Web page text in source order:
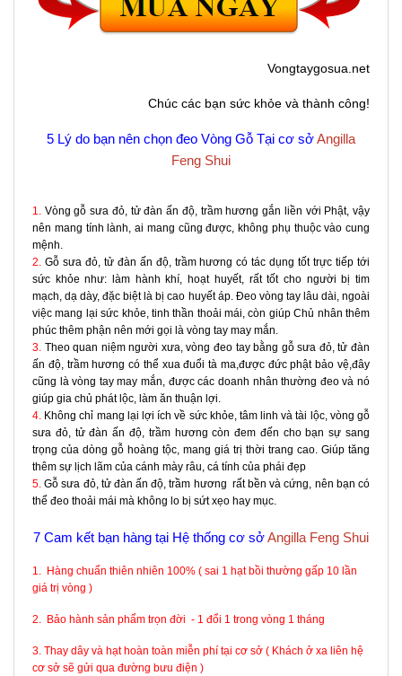
Vongtaygosua.net
Chúc các bạn sức khỏe và thành công!
5 Lý do bạn nên chọn đeo Vòng Gỗ Tại cơ sởAngilla
Feng Shui
1. Vòng gỗ sưa đỏ, tử đàn ấn độ, trầm hương gắn liền với Phật, vậy
nên mang tính lành, ai mang cũng được, không phụ thuộc vào cung
mệnh.
2. Gỗ sưa đỏ, tử đàn ấn độ, trầm hương có tác dụng tốt trực tiếp tới
sức khỏe như: làm hành khí, hoạt huyết, rất tốt cho người bị tim
mạch, dạ dày, đặc biệt là bị cao huyết áp. Đeo vòng tay lâu dài, ngoài
việc mang lại sức khỏe, tinh thần thoải mái, còn giúp Chủ nhân thêm
phúc thêm phận nên mới gọi là vòng tay may mắn.
3. Theo quan niệm người xưa, vòng đeo tay bằng gỗ sưa đỏ, tử đàn
ấn độ, trầm hương có thể xua đuổi tà ma,được đức phật bảo vệ,đây
cũng là vòng tay may mắn, được các doanh nhân thường đeo và nó
giúp gia chủ phát lộc, làm ăn thuận lợi.
4. Không chỉ mang lại lợi ích về sức khỏe, tâm linh và tài lộc, vòng gỗ
sưa đỏ, tử đàn ấn độ, trầm hương còn đem đến cho bạn sự sang
trọng của dòng gỗ hoàng tộc, mang giá trị thời trang cao. Giúp tăng
thêm sự lịch lãm của cánh mày râu, cá tính của phái đẹp
5. Gỗ sưa đỏ, tử đàn ấn độ, trầm hương rất bền và cứng, nên bạn có
thể đeo thoải mái mà không lo bị sứt xẹo hay mục.
7 Cam kết bạn hàng tại Hệ thống cơ sởAngilla Feng Shui
1. Hàng chuẩn thiên nhiên 100% ( sai 1 hạt bồi thường gấp 10 lần
giá trị vòng )
2. Bảo hành sản phẩm trọn đời - 1 đổi 1 trong vòng 1 tháng
3. Thay dây và hạt hoàn toàn miễn phí tại cơ sở ( Khách ở xa liên hệ
cơ sở sẽ gửi qua đường bưu điện )